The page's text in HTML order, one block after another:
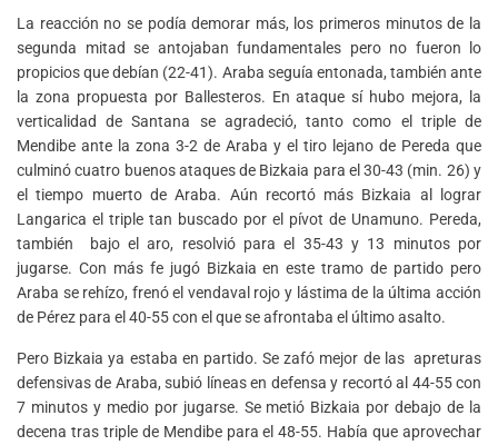
La reacción no se podía demorar más, los primeros minutos de la
segunda mitad se antojaban fundamentales pero no fueron lo
propicios que debían (22-41). Araba seguía entonada, también ante
la zona propuesta por Ballesteros. En ataque sí hubo mejora, la
verticalidad de Santana se agradeció, tanto como el triple de
Mendibe ante la zona 3-2 de Araba y el tiro lejano de Pereda que
culminó cuatro buenos ataques de Bizkaia para el 30-43 (min. 26) y
el tiempo muerto de Araba. Aún recortó más Bizkaia al lograr
Langarica el triple tan buscado por el pívot de Unamuno. Pereda,
también bajo el aro, resolvió para el 35-43 y 13 minutos por
jugarse. Con más fe jugó Bizkaia en este tramo de partido pero
Araba se rehízo, frenó el vendaval rojo y lástima de la última acción
de Pérez para el 40-55 con el que se afrontaba el último asalto.
Pero Bizkaia ya estaba en partido. Se zafó mejor de las apreturas
defensivas de Araba, subió líneas en defensa y recortó al 44-55 con
7 minutos y medio por jugarse. Se metió Bizkaia por debajo de la
decena tras triple de Mendibe para el 48-55. Había que aprovechar